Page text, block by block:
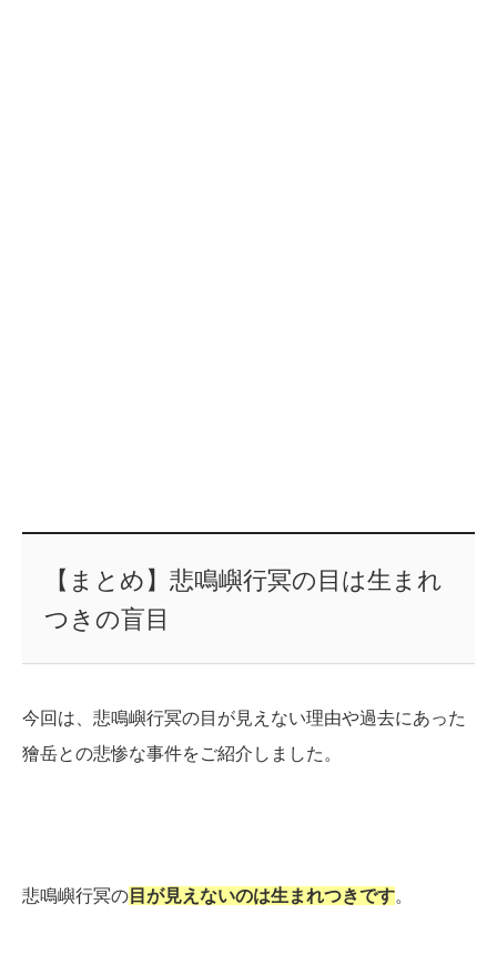
【まとめ】悲鳴嶼行冥の目は生まれ
つきの盲目
今回は、悲鳴嶼行冥の目が見えない理由や過去にあった
獪岳との悲惨な事件をご紹介しました。
悲鳴嶼行冥の 目が見えないのは生まれつきです。